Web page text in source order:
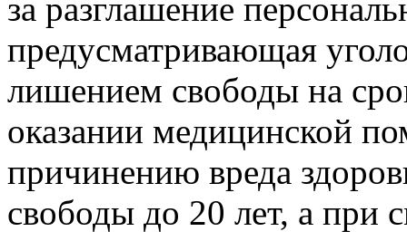
за разглашение
предусматривающая
лишением свободы на
оказании медицинской
причинению вреда
свободы до 20 лет, а при